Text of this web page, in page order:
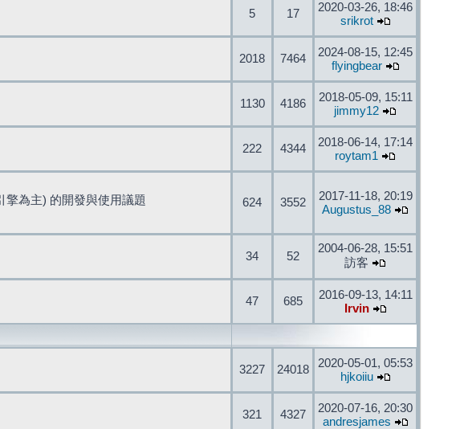
5 17
2020-03-26, 18:46
srikrot
2018 7464
2024-08-15, 12:45
flyingbear
1130 4186
2018-05-09, 15:11
jimmy12
222 4344
2018-06-14, 17:14
roytam1
擎為主) 的開發與使用議題
624 3552
2017-11-18, 20:19
Augustus_88
34 52
2004-06-28, 15:51
訪客
47 685
2016-09-13, 14:11
Irvin
3227 24018
2020-05-01, 05:53
hjkoiiu
321 4327
2020-07-16, 20:30
andresjames